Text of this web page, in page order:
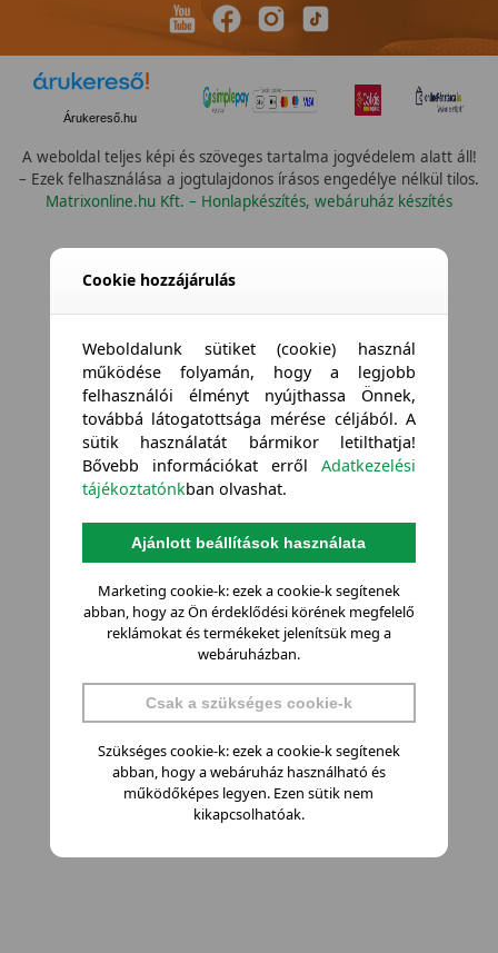
Árukereső.hu
A weboldal teljes képi és szöveges tartalma jogvédelem alatt áll!
– Ezek felhasználása a jogtulajdonos írásos engedélye nélkül tilos.
Matrixonline.hu Kft. – Honlapkészítés, webáruház készítés
Cookie hozzájárulás
Weboldalunk sütiket (cookie) használ
működése folyamán, hogy a legjobb
felhasználói élményt nyújthassa Önnek,
továbbá látogatottsága mérése céljából. A
sütik használatát bármikor letilthatja!
Bővebb információkat errőlAdatkezelési
tájékoztatónkban olvashat.
Ajánlott beállítások használata
Marketing cookie-k: ezek a cookie-k segítenek
abban, hogy az Ön érdeklődési körének megfelelő
reklámokat és termékeket jelenítsük meg a
webáruházban.
Csak a szükséges cookie-k
Szükséges cookie-k: ezek a cookie-k segítenek
abban, hogy a webáruház használható és
működőképes legyen. Ezen sütik nem
kikapcsolhatóak.